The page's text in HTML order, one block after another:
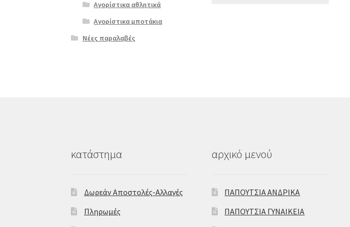
Αγορίστικα αθλητικά
Αγορίστικα μποτάκια
Νέες παραλαβές
κατάστημα
Δωρεάν Αποστολές-Αλλαγές
Πληρωμές
αρχικό μενού
ΠΑΠΟΥΤΣΙΑ ΑΝΔΡΙΚΑ
ΠΑΠΟΥΤΣΙΑ ΓΥΝΑΙΚΕΙΑ